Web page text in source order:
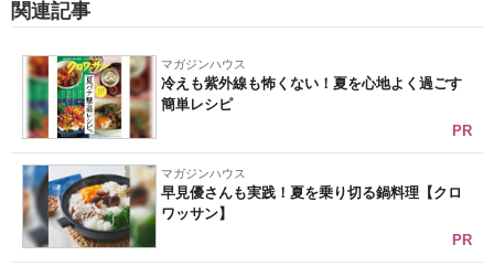
関連記事
マガジンハウス
冷えも紫外線も怖くない！夏を心地よく過ごす
簡単レシピ
PR
マガジンハウス
早見優さんも実践！夏を乗り切る鍋料理【クロ
ワッサン】
PR